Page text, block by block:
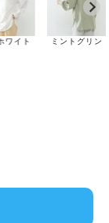
ワイト ミントグリン